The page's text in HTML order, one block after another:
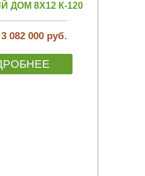
ДОМ 8Х12 К-120
082 000 руб.